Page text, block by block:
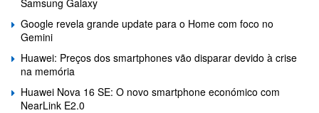
Google revela grande update para o Home com foco no
Gemini
Huawei: Preços dos smartphones vão disparar devido à crise
na memória
Huawei Nova 16 SE: O novo smartphone económico com
NearLink E2.0